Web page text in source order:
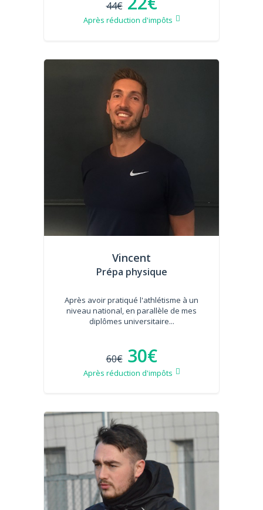
44€
Après réduction d'impôts
Vincent
Prépa physique
Après avoir pratiqué l'athlétisme à un
niveau national, en parallèle de mes
diplômes universitaire...
60€ 30€
Après réduction d'impôts